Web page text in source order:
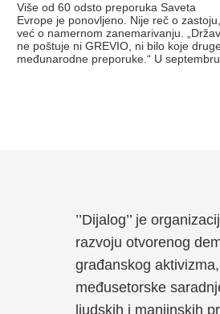
Više od 60 odsto preporuka Saveta
Evrope je ponovljeno. Nije reč o zastoju,
već o namernom zanemarivanju.
ne poštuje ni GREVIO, ni bilo koje
međunarodne preporuke.“ U
’’Dijalog’’ je
razvoju otvorenog
građanskog
međusetorske
ljudskih i manjinskih